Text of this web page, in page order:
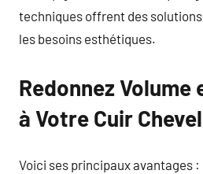
techniques offrent des
les besoins esthétiques.
Redonnez Volume
à Votre Cuir
Voici ses principaux avantages :